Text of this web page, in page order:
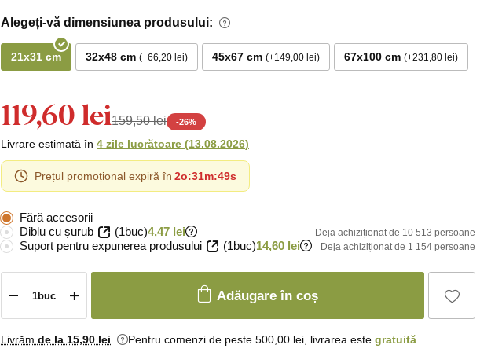
Alegeți-vă dimensiunea produsului:
21x31 cm 32x48 cm +66,20 lei 45x67 cm +149,00 lei 67x100 cm +231,80 lei
119,60 lei159,50 lei -26%
Livrare estimată în 4 zile lucrătoare (13.08.2026)
Prețul promoțional expiră în 2o:31m:47s
Fără accesorii
Diblu cu șurub
(1buc)4,47 lei Deja achiziționat de 10 513 persoane
Suport pentru expunerea produsului (1buc)14,60 lei Deja achiziționat de 1 154 persoane
Adăugare în coș
Livrăm de la 15,90 lei Pentru comenzi de peste 500,00 lei, livrarea este gratuită